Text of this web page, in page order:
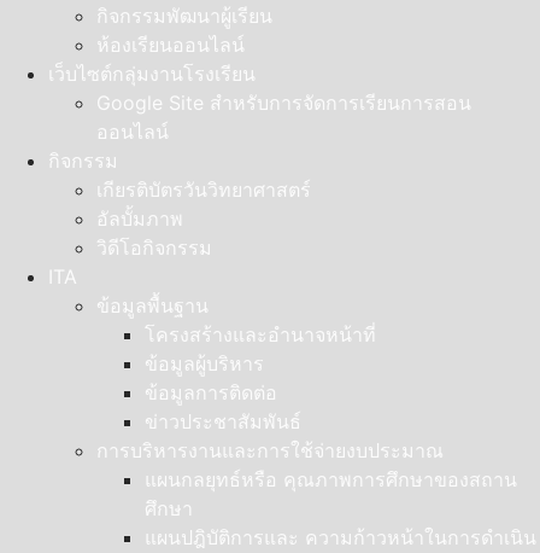
กิจกรรมพัฒนาผู้เรียน
ห้องเรียนออนไลน์
เว็บไซต์กลุ่มงานโรงเรียน
Google Site สำหรับการจัดการเรียนการสอน
ออนไลน์
กิจกรรม
เกียรติบัตรวันวิทยาศาสตร์
อัลบั้มภาพ
วิดีโอกิจกรรม
ITA
ข้อมูลพื้นฐาน
โครงสร้างและอำนาจหน้าที่
ข้อมูลผู้บริหาร
ข้อมูลการติดต่อ
ข่าวประชาสัมพันธ์
การบริหารงานและการใช้จ่ายงบประมาณ
แผนกลยุทธ์หรือ คุณภาพการศึกษาของสถาน
ศึกษา
แผนปฎิบัติการและ ความก้าวหน้าในการดำเนิน